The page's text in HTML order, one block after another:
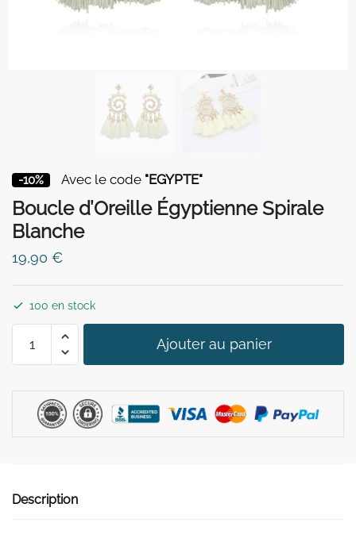
-10% Avec le code "EGYPTE"
Boucle d’Oreille Égyptienne Spirale
Blanche
19,90 €
100 en stock
Égyptienne
Spirale
Ajouter au panier
Description